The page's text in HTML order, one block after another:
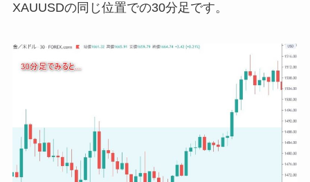
XAUUSDの同じ位置での30分足です。